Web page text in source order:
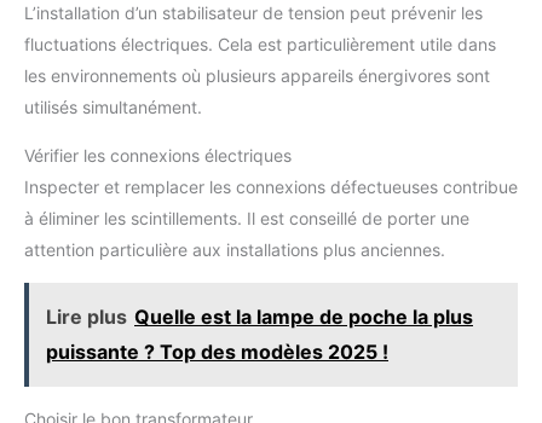
L’installation d’un stabilisateur de tension peut prévenir les
fluctuations électriques. Cela est particulièrement utile dans
les environnements où plusieurs appareils énergivores sont
utilisés simultanément.
Vérifier les connexions électriques
Inspecter et remplacer les connexions défectueuses contribue
à éliminer les scintillements. Il est conseillé de porter une
attention particulière aux installations plus anciennes.
Lire plus Quelle est la lampe de poche la plus
puissante ? Top des modèles 2025 !
Choisir le bon transformateur